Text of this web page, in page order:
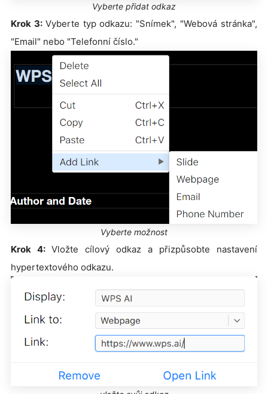
Vyberte přidat odkaz
Krok 3: Vyberte typ odkazu: "Snímek", "Webová stránka",
"Email" nebo "Telefonní číslo."
Vyberte možnost
Krok 4: Vložte cílový odkaz a přizpůsobte nastavení
hypertextového odkazu.